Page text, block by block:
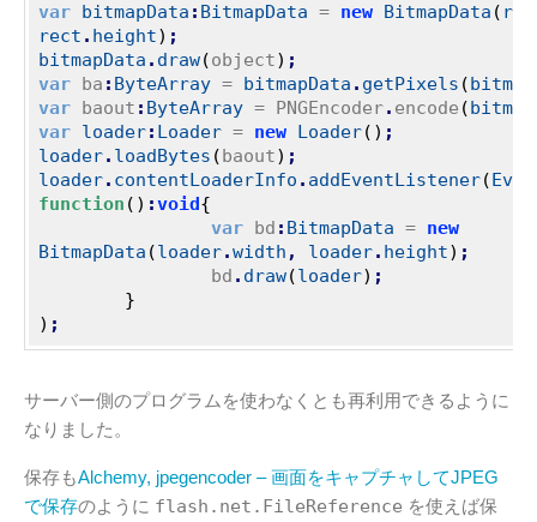
var bitmapData : BitmapData = new BitmapData (
rect . height) ;
bitmapData . draw(object) ;
var ba : ByteArray = bitmapData . getPixels (
var baout : ByteArray = PNGEncoder. encode (
var loader: Loader = new Loader( ) ;
loader. loadBytes (baout) ;
loader. contentLoaderInfo . addEventListener(
function ( ) :void{
var bd : BitmapData = new
BitmapData (loader.width , loader. height) ;
		bd
. draw(loader) ;
}
) ;
サーバー側のプログラムを使わなくとも再利用できるように
なりました。
保存もAlchemy, jpegencoder – 画面をキャプチャしてJPEG
で保存のように flash.net.FileReference を使えば保